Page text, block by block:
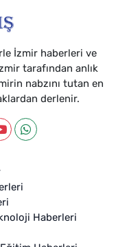
İzmir haberleri ve
tarafından anlık
nabzını tutan en
derlenir.
Haberleri